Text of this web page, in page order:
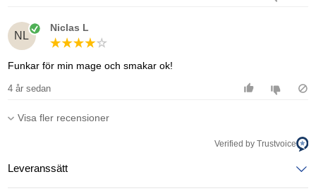
NL
Niclas L
Funkar för min mage och smakar ok!
4 år sedan
Visa fler recensioner
Verified by Trustvoice
Leveranssätt